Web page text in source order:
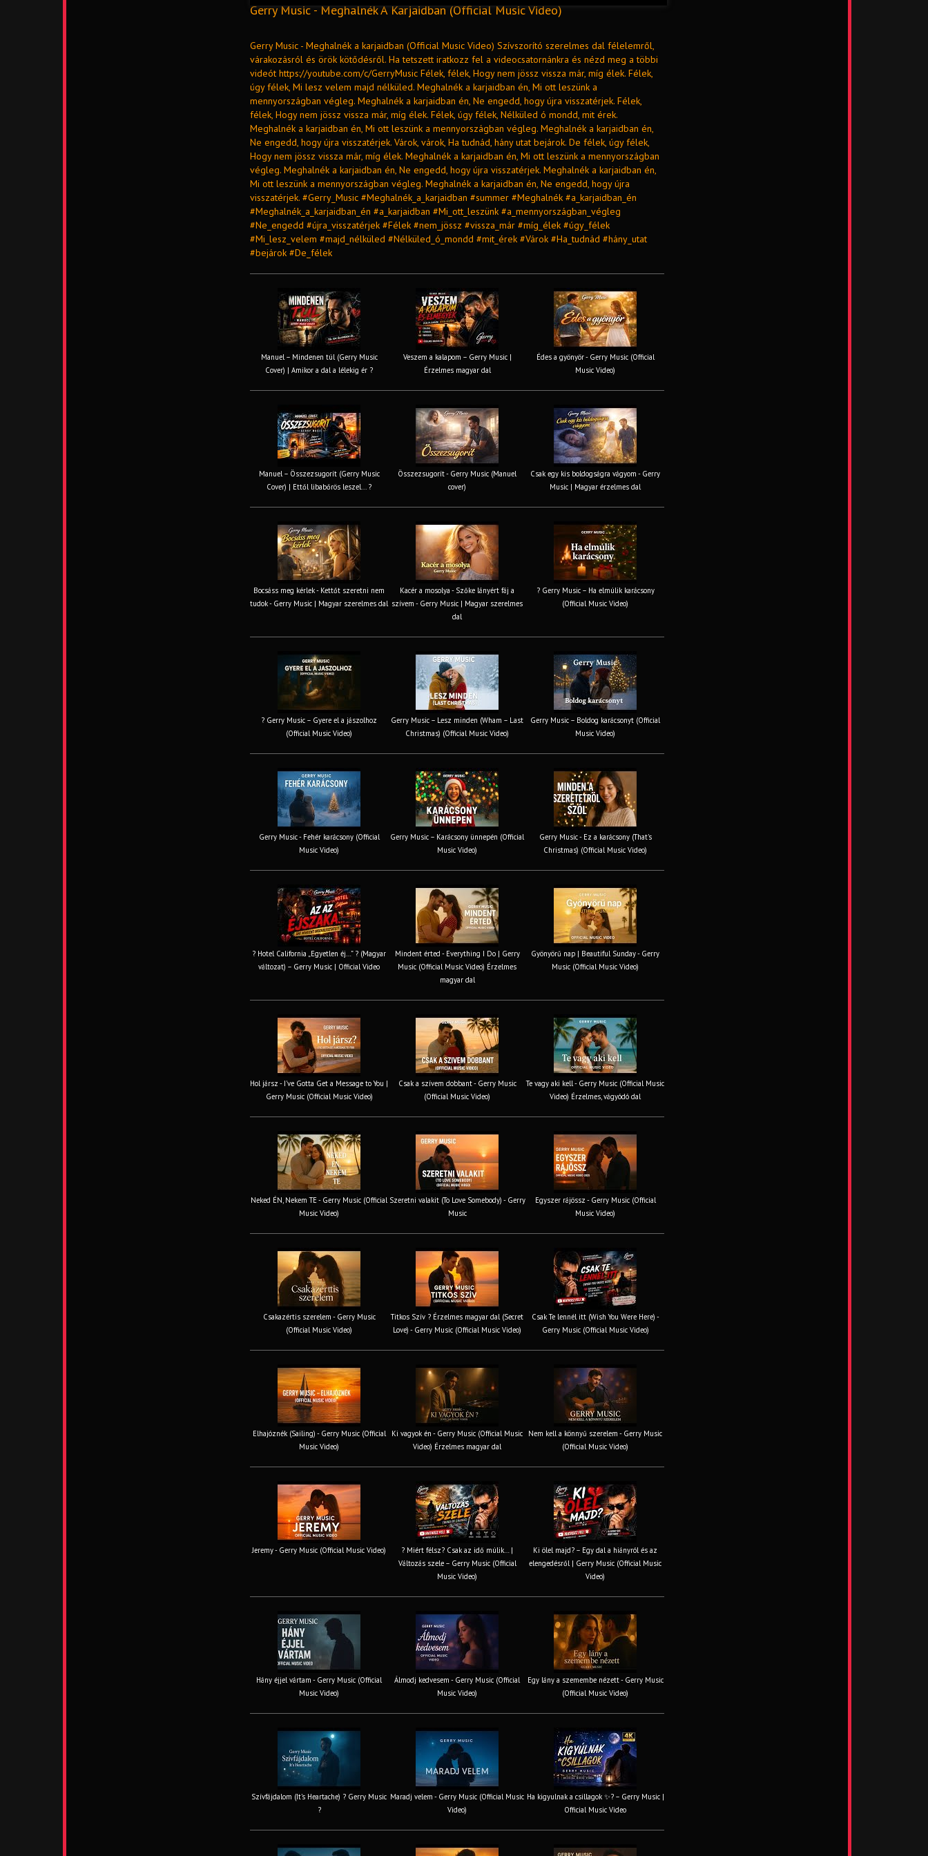
Gerry Music - Meghalnék A Karjaidban (Official Music Video)
Gerry Music - Meghalnék a karjaidban (Official Music Video) Szívszorító szerelmes dal félelemről,
várakozásról és örök kötődésről. Ha tetszett iratkozz fel a videocsatornánkra és nézd meg a többi
videót https://youtube.com/c/GerryMusic Félek, félek, Hogy nem jössz vissza már, míg élek. Félek,
úgy félek, Mi lesz velem majd nélküled. Meghalnék a karjaidban én, Mi ott leszünk a
mennyországban végleg. Meghalnék a karjaidban én, Ne engedd, hogy újra visszatérjek. Félek,
félek, Hogy nem jössz vissza már, míg élek. Félek, úgy félek, Nélküled ó mondd, mit érek.
Meghalnék a karjaidban én, Mi ott leszünk a mennyországban végleg. Meghalnék a karjaidban én,
Ne engedd, hogy újra visszatérjek. Várok, várok, Ha tudnád, hány utat bejárok. De félek, úgy félek,
Hogy nem jössz vissza már, míg élek. Meghalnék a karjaidban én, Mi ott leszünk a mennyországban
végleg. Meghalnék a karjaidban én, Ne engedd, hogy újra visszatérjek. Meghalnék a karjaidban én,
Mi ott leszünk a mennyországban végleg. Meghalnék a karjaidban én, Ne engedd, hogy újra
visszatérjek. #Gerry_Music #Meghalnék_a_karjaidban #summer #Meghalnék #a_karjaidban_én
#Meghalnék_a_karjaidban_én #a_karjaidban #Mi_ott_leszünk #a_mennyországban_végleg
#Ne_engedd #újra_visszatérjek #Félek #nem_jössz #vissza_már #míg_élek #úgy_félek
#Mi_lesz_velem #majd_nélküled #Nélküled_ó_mondd #mit_érek #Várok #Ha_tudnád #hány_utat
#bejárok #De_félek
Manuel – Mindenen túl (Gerry Music
Cover) | Amikor a dal a lélekig ér ?
Veszem a kalapom – Gerry Music |
Érzelmes magyar dal
Édes a gyönyör - Gerry Music (Official
Music Video)
Manuel – Összezsugorít (Gerry Music
Cover) | Ettől libabőrös leszel... ?
Összezsugorít - Gerry Music (Manuel
cover)
Csak egy kis boldogságra vágyom - Gerry
Music | Magyar érzelmes dal
Bocsáss meg kérlek - Kettőt szeretni nem
tudok - Gerry Music | Magyar szerelmes dal
Kacér a mosolya - Szőke lányért fáj a
szívem - Gerry Music | Magyar szerelmes
dal
? Gerry Music – Ha elmúlik karácsony
(Official Music Video)
? Gerry Music – Gyere el a jászolhoz
(Official Music Video)
Gerry Music – Lesz minden (Wham – Last
Christmas) (Official Music Video)
Gerry Music – Boldog karácsonyt (Official
Music Video)
Gerry Music - Fehér karácsony (Official
Music Video)
Gerry Music – Karácsony ünnepén (Official
Music Video)
Gerry Music - Ez a karácsony (That's
Christmas) (Official Music Video)
? Hotel California „Egyetlen éj…” ? (Magyar
változat) – Gerry Music | Official Video
Mindent érted - Everything I Do | Gerry
Music (Official Music Video) Érzelmes
magyar dal
Gyönyörű nap | Beautiful Sunday - Gerry
Music (Official Music Video)
Hol jársz - I've Gotta Get a Message to You |
Gerry Music (Official Music Video)
Csak a szívem dobbant - Gerry Music
(Official Music Video)
Te vagy aki kell - Gerry Music (Official Music
Video) Érzelmes, vágyódó dal
Neked ÉN, Nekem TE - Gerry Music (Official
Music Video)
Szeretni valakit (To Love Somebody) - Gerry
Music
Egyszer rájössz - Gerry Music (Official
Music Video)
Csakazértis szerelem - Gerry Music
(Official Music Video)
Titkos Szív ? Érzelmes magyar dal (Secret
Love) - Gerry Music (Official Music Video)
Csak Te lennél itt (Wish You Were Here) -
Gerry Music (Official Music Video)
Elhajóznék (Sailing) - Gerry Music (Official
Music Video)
Ki vagyok én - Gerry Music (Official Music
Video) Érzelmes magyar dal
Nem kell a könnyű szerelem - Gerry Music
(Official Music Video)
Jeremy - Gerry Music (Official Music Video)
? Miért félsz? Csak az idő múlik… |
Változás szele – Gerry Music (Official
Music Video)
Ki ölel majd? – Egy dal a hiányról és az
elengedésről | Gerry Music (Official Music
Video)
Hány éjjel vártam - Gerry Music (Official
Music Video)
Álmodj kedvesem - Gerry Music (Official
Music Video)
Egy lány a szemembe nézett - Gerry Music
(Official Music Video)
Szívfájdalom (It’s Heartache) ? Gerry Music
?
Maradj velem - Gerry Music (Official Music
Video)
Ha kigyulnak a csillagok ✨? – Gerry Music |
Official Music Video